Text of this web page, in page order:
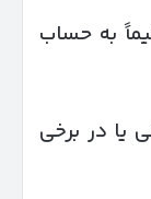
به حساب
یا در برخی